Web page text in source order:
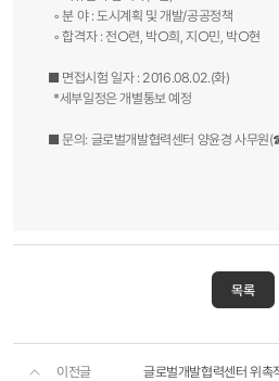
◦ 분 야 : 도시계획 및 개발/공공정책
◦ 합격자 : 전○련, 박○희, 지○민, 박○현
■ 면접시험 일자 : 2016.08.02.(화)
*세부일정은 개별통보 예정
■ 문의: 글로벌개발협력센터 양윤경 사무
목록
이전글